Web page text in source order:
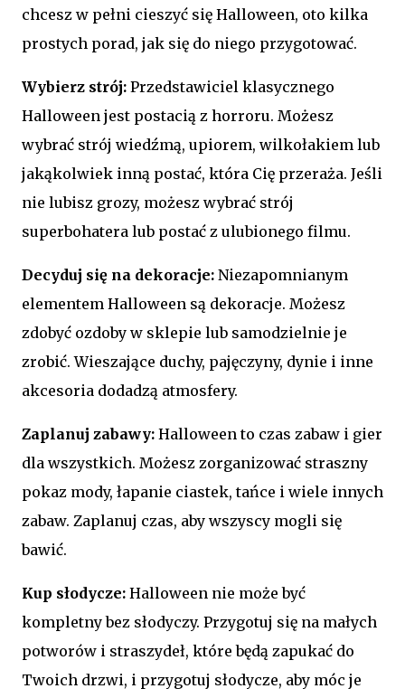
chcesz w pełni cieszyć się Halloween, oto kilka
prostych porad, jak się do niego przygotować.
Wybierz strój: Przedstawiciel klasycznego
Halloween jest postacią z horroru. Możesz
wybrać strój wiedźmą, upiorem, wilkołakiem lub
jakąkolwiek inną postać, która Cię przeraża. Jeśli
nie lubisz grozy, możesz wybrać strój
superbohatera lub postać z ulubionego filmu.
Decyduj się na dekoracje: Niezapomnianym
elementem Halloween są dekoracje. Możesz
zdobyć ozdoby w sklepie lub samodzielnie je
zrobić. Wieszające duchy, pajęczyny, dynie i inne
akcesoria dodadzą atmosfery.
Zaplanuj zabawy: Halloween to czas zabaw i gier
dla wszystkich. Możesz zorganizować straszny
pokaz mody, łapanie ciastek, tańce i wiele innych
zabaw. Zaplanuj czas, aby wszyscy mogli się
bawić.
Kup słodycze: Halloween nie może być
kompletny bez słodyczy. Przygotuj się na małych
potworów i straszydeł, które będą zapukać do
Twoich drzwi, i przygotuj słodycze, aby móc je